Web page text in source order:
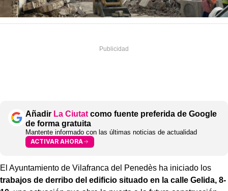
Añadir La Ciutat como fuente preferida de Google
de forma gratuita
Mantente informado con las últimas noticias de actualidad
ACTIVAR AHORA
El Ayuntamiento de Vilafranca del Penedès ha iniciado los
trabajos de derribo del edificio situado en la calle Gelida, 8-